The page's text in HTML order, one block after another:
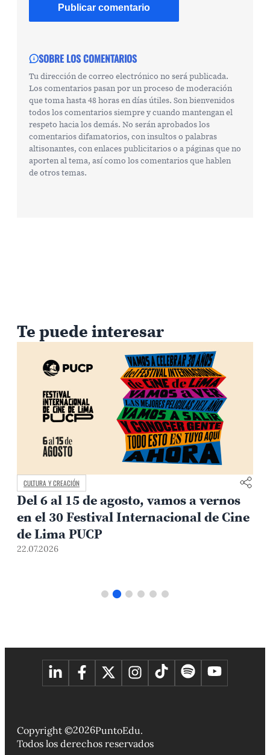
SOBRE LOS COMENTARIOS
Tu dirección de correo electrónico no será publicada.
Los comentarios pasan por un proceso de moderación
que toma hasta 48 horas en días útiles. Son bienvenidos
todos los comentarios siempre y cuando mantengan el
respeto hacia los demás. No serán aprobados los
comentarios difamatorios, con insultos o palabras
altisonantes, con enlaces publicitarios o a páginas que no
aporten al tema, así como los comentarios que hablen
de otros temas.
Te puede interesar
CULTURA Y CREACIÓN
Del 6 al 15 de agosto, vamos a vernos
en el 30 Festival Internacional de Cine
de Lima PUCP
22.07.2026
Copyright ©2026PuntoEdu.
Todos los derechos reservados